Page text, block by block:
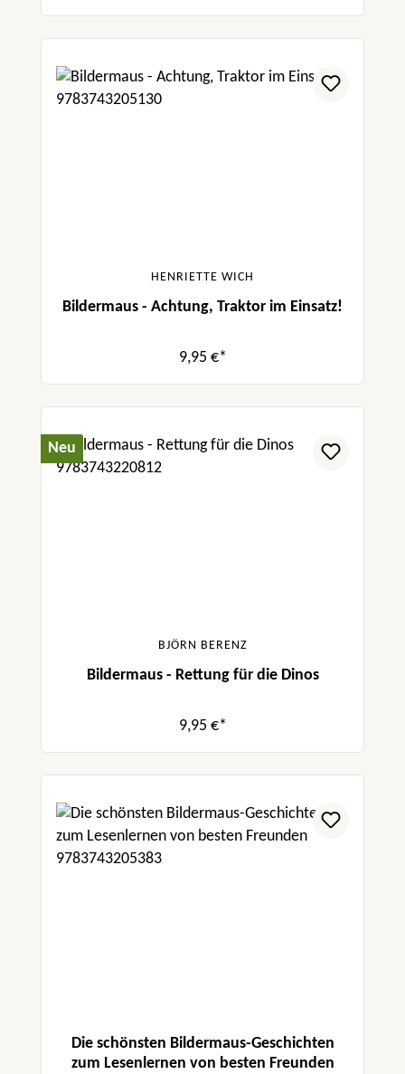
HENRIETTE WICH
Bildermaus - Achtung, Traktor im Einsatz!
9,95 €*
Neu
BJÖRN BERENZ
Bildermaus - Rettung für die Dinos
9,95 €*
Die schönsten Bildermaus-Geschichten
zum Lesenlernen von besten Freunden